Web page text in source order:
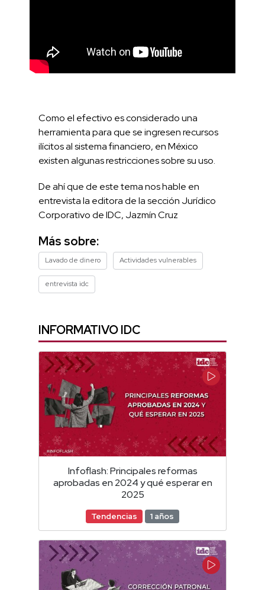
Como el efectivo es considerado una
herramienta para que se ingresen recursos
ilícitos al sistema financiero, en México
existen algunas restricciones sobre su uso.
De ahí que de este tema nos hable en
entrevista la editora de la sección Jurídico
Corporativo de IDC, Jazmín Cruz
Más sobre:
Lavado de dinero Actividades vulnerables
entrevista idc
INFORMATIVO IDC
Infoflash: Principales reformas
aprobadas en 2024 y qué esperar en
2025
Tendencias 1 años